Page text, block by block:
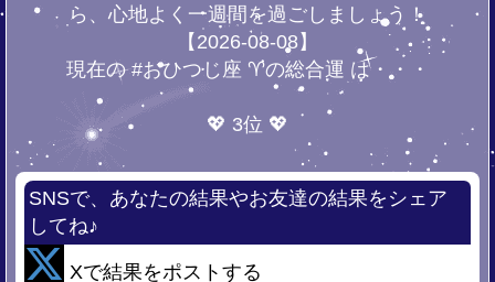
ら、心地よく一週間を過ごしましょう！
【2026-08-08】
現在の #おひつじ座 ♈の総合運 は・・・
💖 3位 💖
SNSで、あなたの結果やお友達の結果をシェア
してね♪
Xで結果をポストする